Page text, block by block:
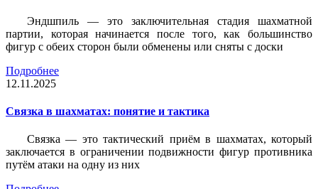
Эндшпиль — это заключительная стадия шахматной
партии, которая начинается после того, как большинство
фигур с обеих сторон были обменены или сняты с доски
Подробнее
12.11.2025
Связка в шахматах: понятие и тактика
Связка — это тактический приём в шахматах, который
заключается в ограничении подвижности фигур противника
путём атаки на одну из них